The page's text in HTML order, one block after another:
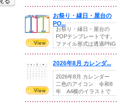
お祭り・縁日・屋台の
PO...
お祭り・縁日・屋台の
POPテンプレートです。
ファイル形式は透過PNG
2026年8月 カレンダ...
2026年8月 カレンダー
二色のアイコン 令和8
年 A4横のイラストで